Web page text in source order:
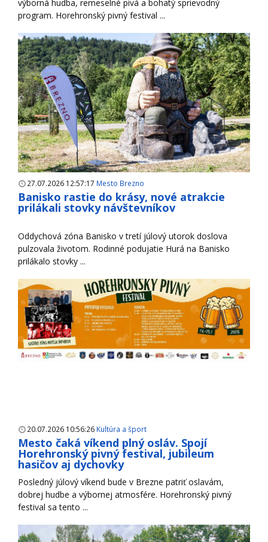
výborná hudba, remeselné pivá a bohatý sprievodný
program. Horehronský pivný festival ...
27.07.2026 12:57:17 Mesto Brezno
Banisko rastie do krásy, nové atrakcie
prilákali stovky návštevníkov
Oddychová zóna Banisko v tretí júlový utorok doslova
pulzovala životom. Rodinné podujatie Hurá na Banisko
prilákalo stovky ...
20.07.2026 10:56:26 Kultúra a šport
Mesto čaká víkend plný osláv. Spojí
Horehronský pivný festival, jubileum
hasičov aj dychovky
Posledný júlový víkend bude v Brezne patriť oslavám,
dobrej hudbe a výbornej atmosfére. Horehronský pivný
festival sa tento ...